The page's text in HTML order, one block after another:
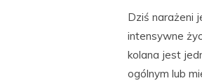
Dziś narażeni
intensywne
kolana jest
ogólnym lub